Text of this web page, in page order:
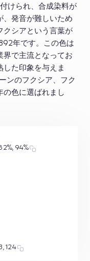
けられ、合成染料が
発音が難しいため
クシアという言葉が
年です。この色は
で主流となってお
た印象を与えま
ンのフクシア、フク
色に選ばれまし
94%
124